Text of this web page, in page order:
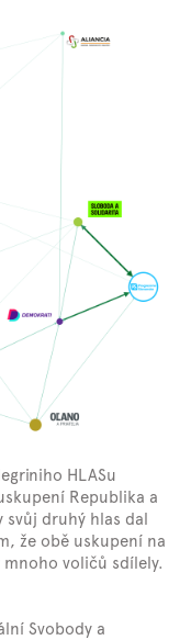
HLASu
Republika a
svůj druhý hlas dal
že obě uskupení na
voličů sdílely.
Svobody a